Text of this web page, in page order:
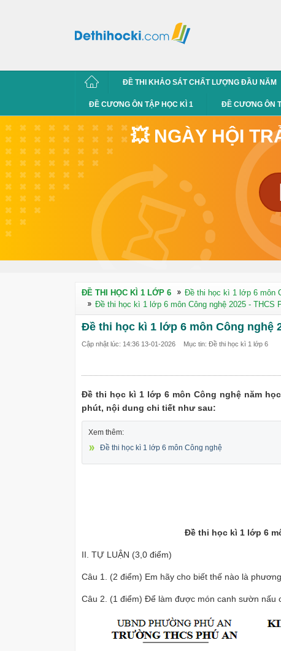
ĐỀ THI KHẢO SÁT CHẤT LƯỢNG ĐẦU NĂM
ĐỀ CƯƠNG ÔN TẬP HỌC KÌ 1 ĐỀ CƯƠNG ÔN
💥 NGÀY HỘI
ĐỀ THI HỌC KÌ 1 LỚP 6
Đề thi học kì 1 lớp 6 môn
Đề thi học kì 1 lớp 6 môn Công nghệ 2025 - THCS
Đề thi học kì 1 lớp 6 môn Công nghệ
Cập nhật lúc: 14:36 13-01-2026 Mục tin: Đề thi học kì 1 lớp 6
Đề thi học kì 1 lớp 6 môn Công nghệ năm
phút, nội dung chi tiết như sau:
Xem thêm:
Đề thi học kì 1 lớp 6 môn Công nghệ
Đề thi học kì 1 lớp 6
II. TỰ LUẬN (3,0 điểm)
Câu 1. (2 điểm) Em hãy cho biết thế nào là
Câu 2. (1 điểm) Để làm được món canh sườn nấu